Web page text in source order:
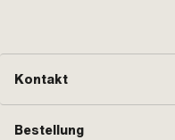
Kontakt
Bestellung